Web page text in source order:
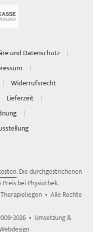
und Datenschutz
Widerrufsrecht
Lieferzeit
. Die durchgestrichenen
bei Physiothek.
• Alle Rechte
2026 • Umsetzung &